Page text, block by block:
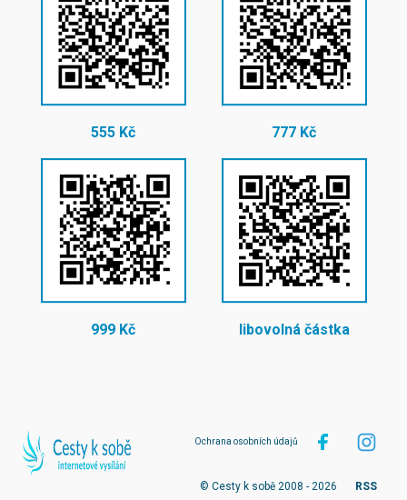
555 Kč 777 Kč
999 Kč libovolná částka
Ochrana osobních údajů
© Cesty k sobě 2008 - 2026 RSS